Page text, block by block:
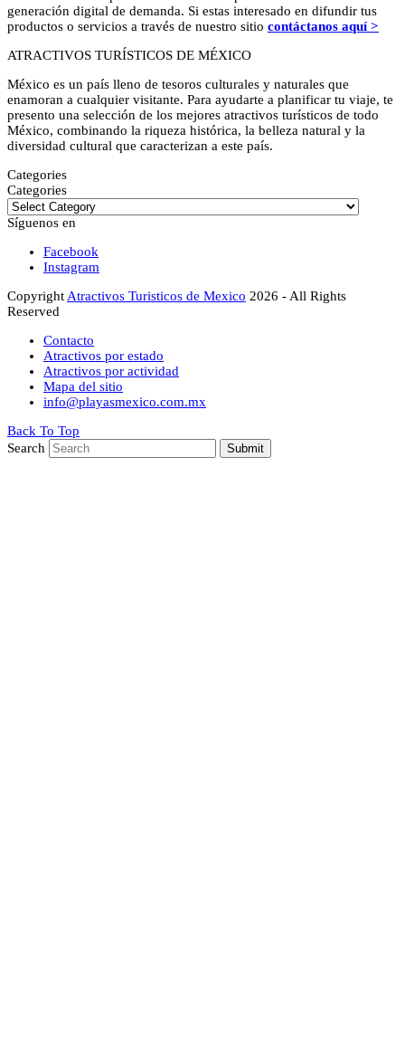
generación digital de demanda. Si estas interesado en difundir tus
productos o servicios a través de nuestro sitio contáctanos aquí >
ATRACTIVOS TURÍSTICOS DE MÉXICO
México es un país lleno de tesoros culturales y naturales que
enamoran a cualquier visitante. Para ayudarte a planificar tu viaje, te
presento una selección de los mejores atractivos turísticos de todo
México, combinando la riqueza histórica, la belleza natural y la
diversidad cultural que caracterizan a este país.
Categories
Categories
Síguenos en
Facebook
Instagram
CopyrightAtractivos Turisticos de Mexico 2026 - All Rights
Reserved
Contacto
Atractivos por estado
Atractivos por actividad
Mapa del sitio
info@playasmexico.com.mx
Back To Top
Search
Submit